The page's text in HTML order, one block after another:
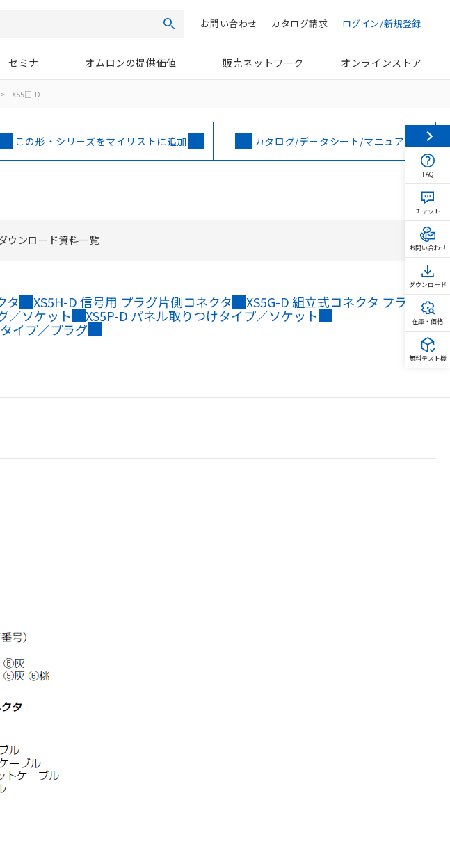
検索 ログイン/新規登録
カタログ請求
お問い合わせ
セミナ オムロンの提供価値 販売ネットワーク オンラインストア
> XS5□-D
この形・シリーズをマイリストに追加 カタログ/データシート/マニュアル
ウンロード資料一覧
タ XS5H-D 信号用 プラグ片側コネクタ XS5G-D 組立式コネクタ プラグ
／ソケット XS5P-D パネル取りつけタイプ／ソケット
イプ／プラグ
FAQ
チャット
お問い合わせ
ダウンロード
在庫・価格
無料テスト機